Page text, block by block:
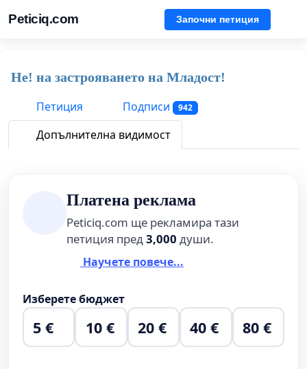
Peticiq.com Започни петиция
Не! на застрояването на Младост!
Петиция
Подписи 942
Допълнителна видимост
Платена реклама
Peticiq.com ще рекламира тази
петиция пред3,000 души.
Научете повече...
Изберете бюджет
5 € 10 € 20 € 40 € 80 €